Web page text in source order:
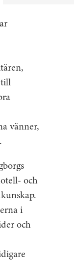
till
vänner,
och
i
och